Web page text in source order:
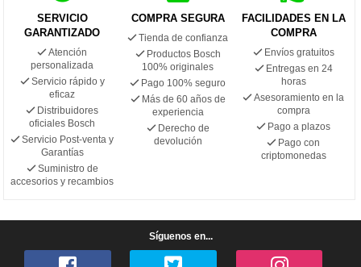
SERVICIO
GARANTIZADO
Atención
personalizada
Servicio rápido y
eficaz
Distribuidores
oficiales Bosch
Servicio Post-venta y
Garantías
Suministro de
accesorios y recambios
COMPRA SEGURA
Tienda de confianza
Productos Bosch
100% originales
Pago 100% seguro
Más de 60 años de
experiencia
Derecho de
devolución
FACILIDADES EN LA
COMPRA
Envíos gratuitos
Entregas en 24
horas
Asesoramiento en la
compra
Pago a plazos
Pago con
criptomonedas
Síguenos en...